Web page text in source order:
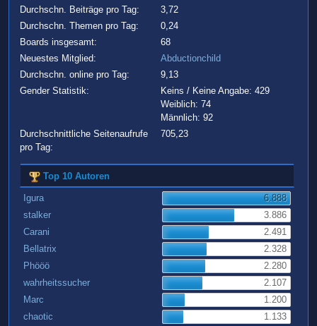
Durchschn. Beiträge pro Tag:
3,72
Durchschn. Themen pro Tag:
0,24
Boards insgesamt:
68
Neuestes Mitglied:
Abductionchild
Durchschn. online pro Tag:
9,13
Gender Statistik:
Keins / Keine Angabe: 429
Weiblich: 74
Männlich: 92
Durchschnittliche Seitenaufrufe
pro Tag:
705,23
Top 10 Autoren
Igura
6.888
stalker
3.886
Carani
2.491
Bellatrix
2.328
Phööö
2.280
wahrheitssucher
2.107
Marc
1.200
chaotic
1.133